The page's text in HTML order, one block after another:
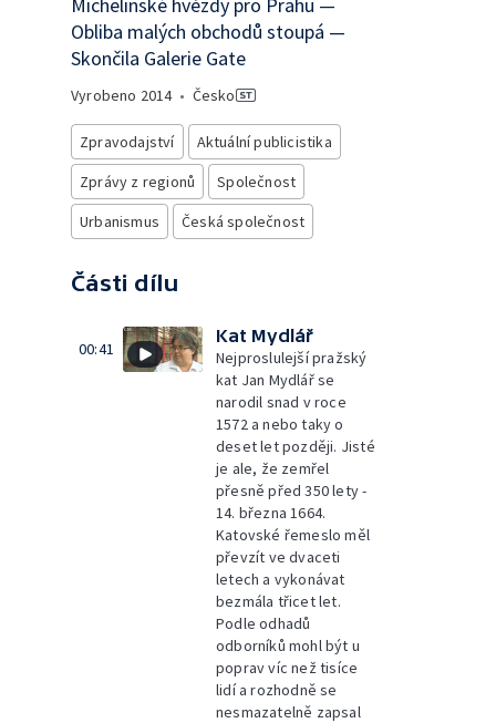
Obliba malých obchodů stoupá —
Skončila Galerie Gate
Vyrobeno 2014• Česko
Zpravodajství
Aktuální publicistika
Zprávy z regionů
Společnost
Urbanismus
Česká společnost
Části dílu
00:41
Kat Mydlář
Nejproslulejší pražský
kat Jan Mydlář se
narodil snad v roce
1572 a nebo taky o
deset let později. Jisté
je ale, že zemřel
přesně před 350 lety -
14. března 1664.
Katovské řemeslo měl
převzít ve dvaceti
letech a vykonávat
bezmála třicet let.
Podle odhadů
odborníků mohl být u
poprav víc než tisíce
lidí a rozhodně se
nesmazatelně zapsal